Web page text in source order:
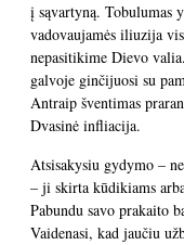
į sąvartyną. Tobulumas
vadovaujamės iliuzija
nepasitikime Dievo
galvoje ginčijuosi su
Antraip šventimas
Dvasinė infliacija.
Atsisakysiu gydymo –
– ji skirta kūdikiams
Pabundu savo prakaito
Vaidenasi, kad jaučiu